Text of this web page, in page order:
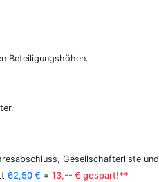
Beteiligungshöhen.
Gesellschafterliste und
62,50 € = 13,-- € gespart!**